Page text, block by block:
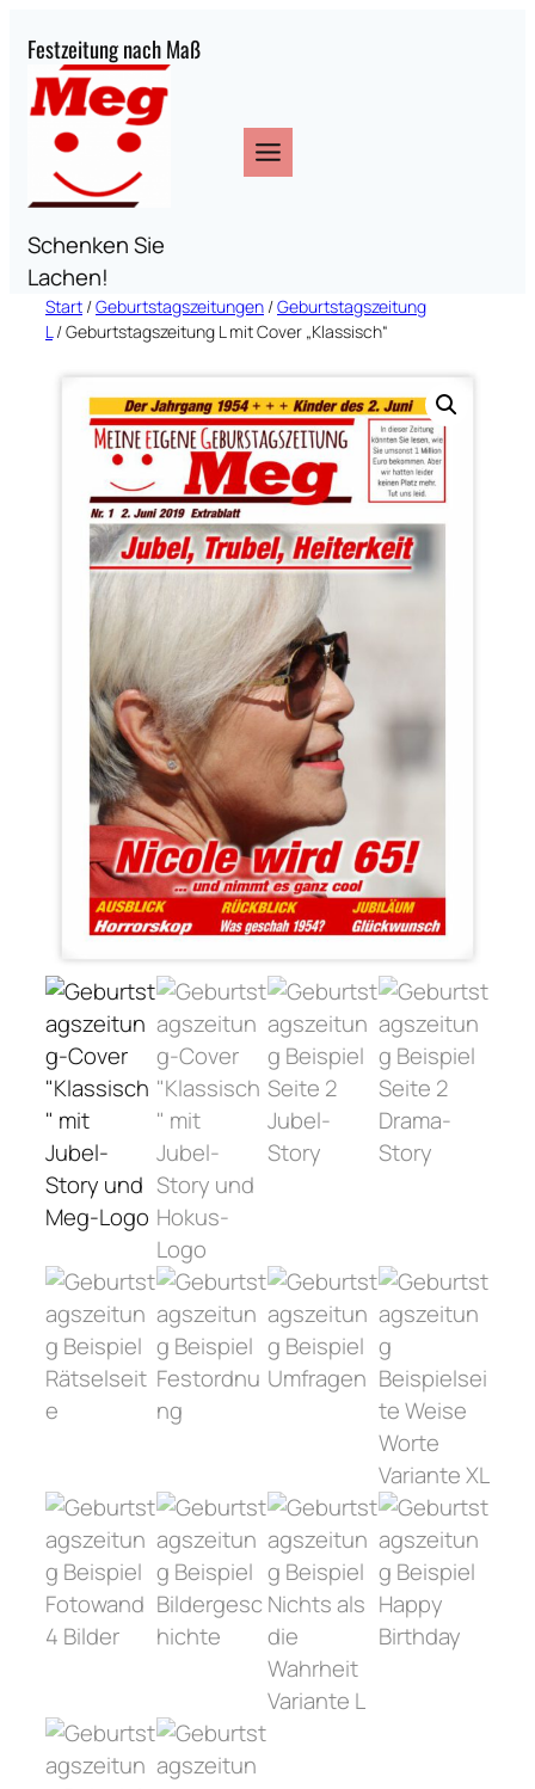
Inhalt
springen
Festzeitung nach Maß
Schenken Sie
Lachen!
Start /Geburtstagszeitungen /Geburtstagszeitung
L/ Geburtstagszeitung L mit Cover „Klassisch“